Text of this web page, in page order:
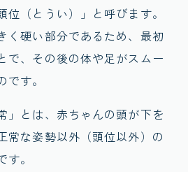
位（とうい）」と呼びます。
く硬い部分であるため、最初
で、その後の体や足がスムー
す。
」とは、赤ちゃんの頭が下を
常な姿勢以外（頭位以外）の
。